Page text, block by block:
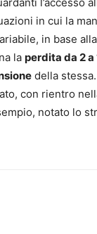
in cui la
in base
la perdita da 2 a
della
con rientro
notato lo